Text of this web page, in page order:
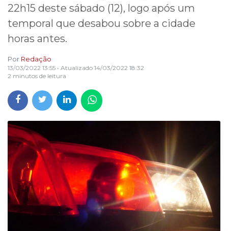
22h15 deste sábado (12), logo após um
temporal que desabou sobre a cidade
horas antes.
Por Redação
13/03/2022 13:55 • Atualizado 14/03/2022 18:32
2 minutos de leitura